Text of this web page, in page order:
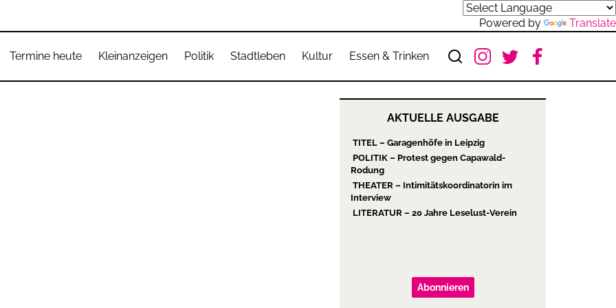
Powered by Translate
Termine heute Kleinanzeigen Politik Stadtleben Kultur Essen & Trinken
AKTUELLE AUSGABE
TITEL – Garagenhöfe in Leipzig
POLITIK – Protest gegen Capawald-
Rodung
THEATER – Intimitätskoordinatorin im
Interview
LITERATUR – 20 Jahre Leselust-Verein
Abonnieren